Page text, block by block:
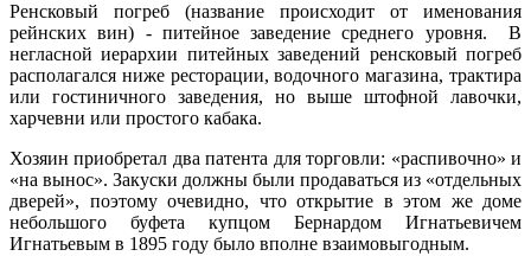
Ренсковый погреб (название происходит от именования
рейнских вин) - питейное заведение среднего уровня. В
негласной иерархии питейных заведений ренсковый погреб
располагался ниже ресторации, водочного магазина, трактира
или гостиничного заведения, но выше штофной лавочки,
харчевни или простого кабака.
Хозяин приобретал два патента для торговли: «распивочно» и
«на вынос». Закуски должны были продаваться из «отдельных
дверей», поэтому очевидно, что открытие в этом же доме
небольшого буфета купцом Бернардом Игнатьевичем
Игнатьевым в 1895 году было вполне взаимовыгодным.